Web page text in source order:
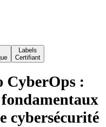
Labels
Certifiant
CyberOps :
cybersécurité